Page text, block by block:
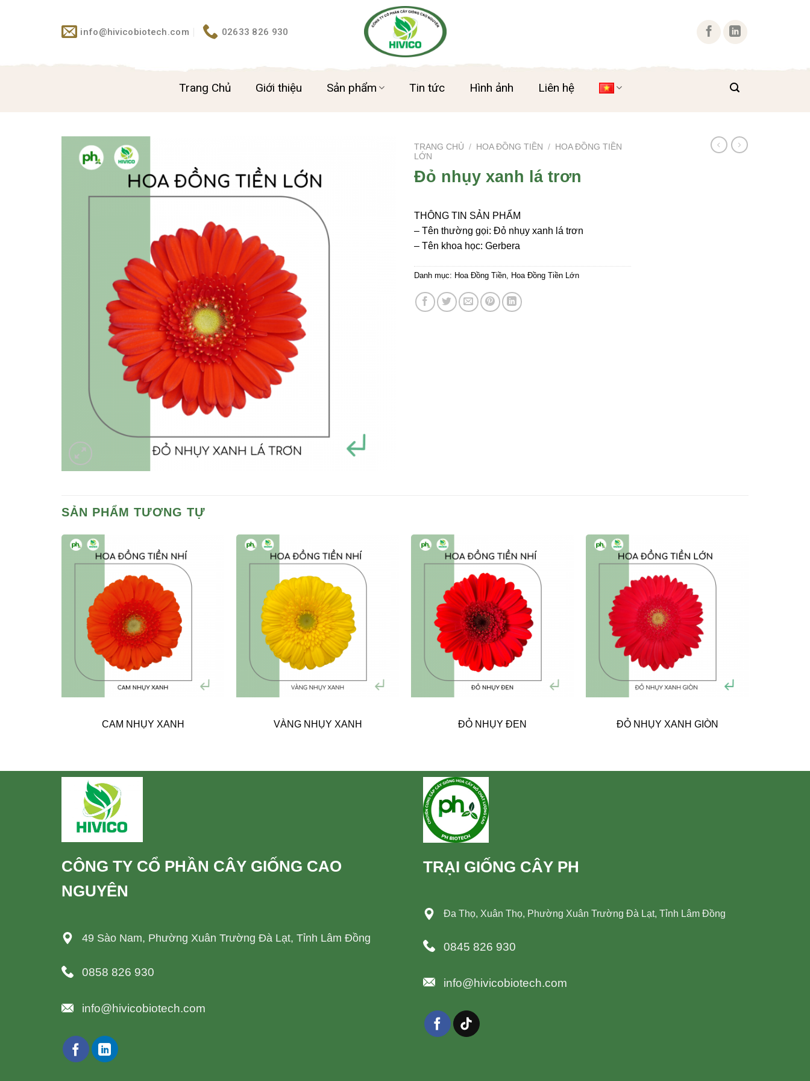
info@hivicobiotech.com 02633 826 930
Trang Chủ Giới thiệu Sản phẩm Tin tức Hình ảnh Liên hệ
TRANG CHỦ / HOA ĐỒNG TIỀN /
HOA ĐỒNG TIỀN
LỚN
Đỏ nhụy xanh lá trơn
THÔNG TIN SẢN PHẨM
– Tên thường gọi: Đỏ nhụy xanh lá trơn
– Tên khoa học: Gerbera
Danh mục: Hoa Đồng Tiền Hoa Đồng Tiền Lớn
SẢN PHẨM TƯƠNG TỰ
CAM NHỤY XANH VÀNG NHỤY XANH ĐỎ NHỤY ĐEN ĐỎ NHỤY XANH GIÒN
CÔNG TY CỔ PHẦN CÂY GIỐNG CAO
NGUYÊN
49 Sào Nam, Phường Xuân Trường Đà Lạt, Tỉnh Lâm Đồng
0858 826 930
info@hivicobiotech.com
TRẠI GIỐNG CÂY PH
Đa Thọ, Xuân Thọ, Phường Xuân Trường Đà Lạt, Tỉnh Lâm Đồng
0845 826 930
info@hivicobiotech.com